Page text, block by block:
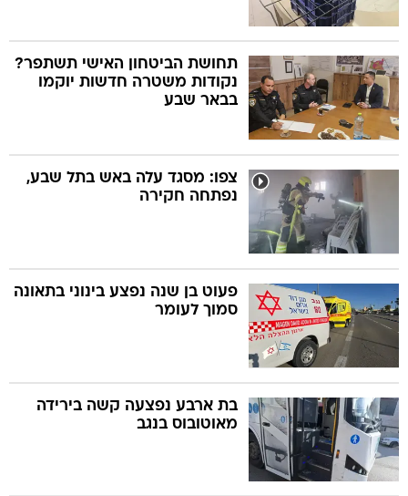
תחושת הביטחון האישי תשתפר?
נקודות משטרה חדשות יוקמו
בבאר שבע
צפו: מסגד עלה באש בתל שבע,
נפתחה חקירה
פעוט בן שנה נפצע בינוני בתאונה
סמוך לעומר
בת ארבע נפצעה קשה בירידה
מאוטובוס בנגב